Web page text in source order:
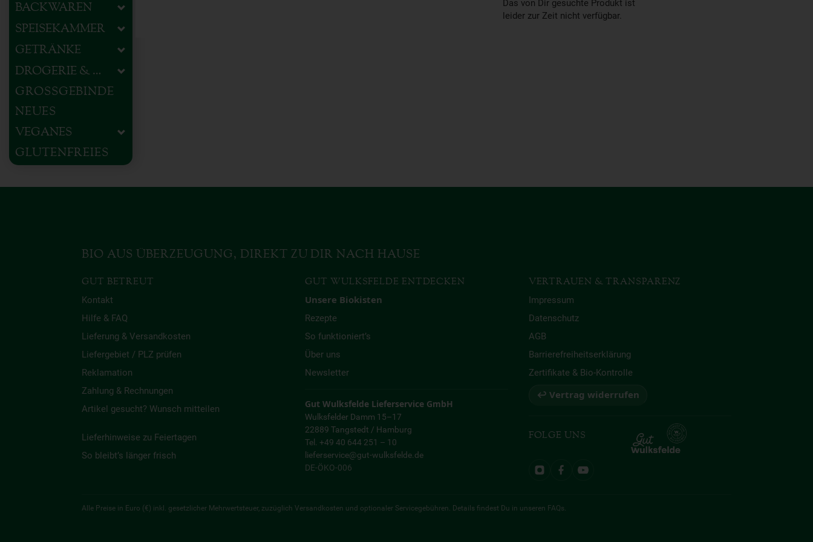
BACKWAREN
SPEISEKAMMER
GETRÄNKE
DROGERIE & HAUSHALT
GROSSGEBINDE
NEUES
VEGANES
GLUTENFREIES
Das von Dir gesuchte Produkt ist
leider zur Zeit nicht verfügbar.
BIO AUS ÜBERZEUGUNG, DIREKT ZU DIR NACH HAUSE
GUT BETREUT
Kontakt
Hilfe & FAQ
Lieferung & Versandkosten
Liefergebiet / PLZ prüfen
Reklamation
Zahlung & Rechnungen
Artikel gesucht? Wunsch mitteilen
Lieferhinweise zu Feiertagen
So bleibt’s länger frisch
GUT WULKSFELDE ENTDECKEN
Unsere Biokisten
Rezepte
So funktioniert’s
Über uns
Newsletter
Gut Wulksfelde Lieferservice GmbH
Wulksfelder Damm 15–17
22889 Tangstedt / Hamburg
Tel. +49 40 644 251 – 10
lieferservice@gut-wulksfelde.de
DE-ÖKO-006
VERTRAUEN & TRANSPARENZ
Impressum
Datenschutz
AGB
Barrierefreiheitserklärung
Zertifikate & Bio-Kontrolle
↩ Vertrag widerrufen
FOLGE UNS
Alle Preise in Euro (€) inkl. gesetzlicher Mehrwertsteuer, zuzüglich Versandkosten und optionaler Servicegebühren. Details findest Du in unseren FAQs